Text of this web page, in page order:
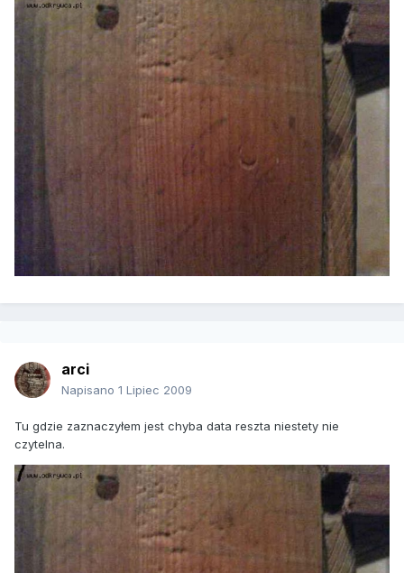
arci
Napisano 1 Lipiec 2009
Tu gdzie zaznaczyłem jest chyba data reszta niestety nie
czytelna.